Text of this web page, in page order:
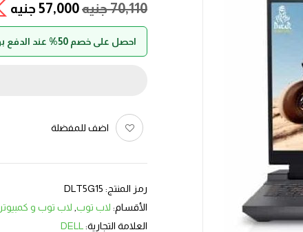
70,110جنيه57,000 جنيه
احصل على خصم 50% عند الدفع بواسطة حالا
اضف للمفضلة
رمز المنتج: DLT5G15
الأقسام: لاب توب لاب توب و كمبيوتر
العلامة التجارية: DELL